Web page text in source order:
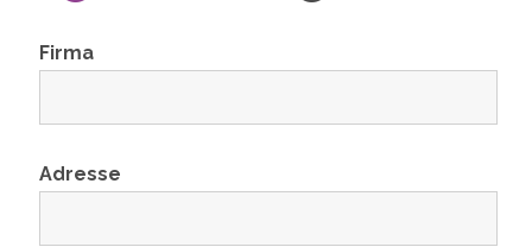
Firma
Adresse